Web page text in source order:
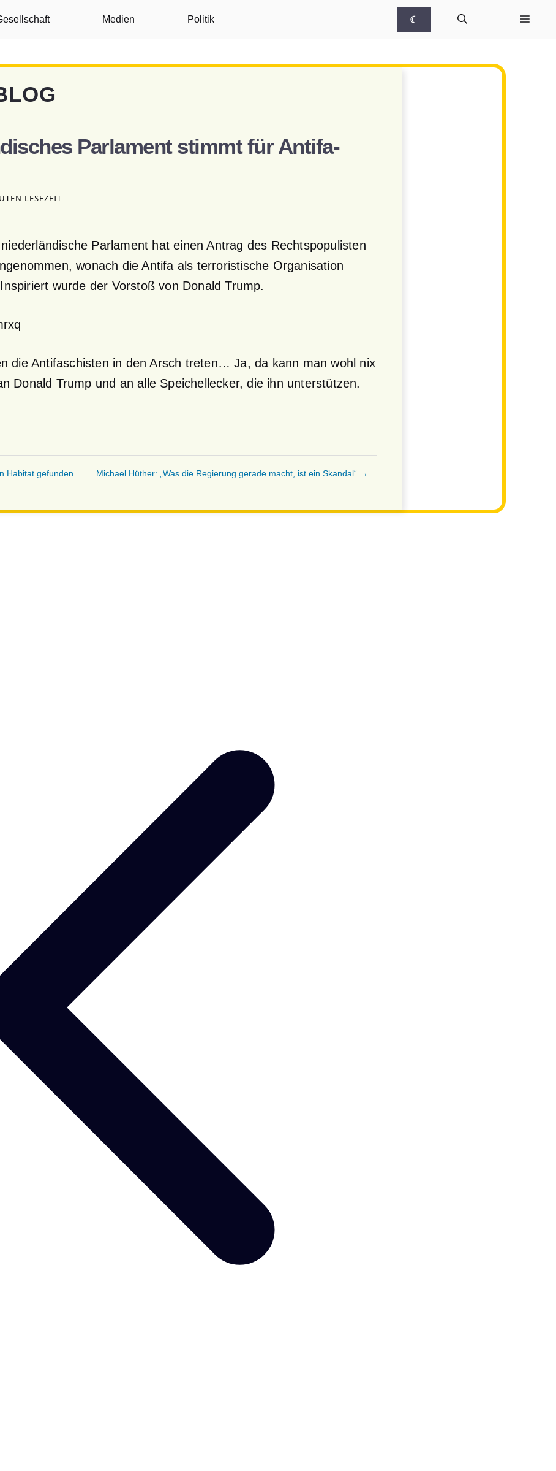
Medien Politik ☾
Parlament stimmt für Antifa-
LESEZEIT
Parlament hat einen Antrag des Rechtspopulisten
wonach die Antifa als terroristische Organisation
wurde der Vorstoß von Donald Trump.
die Antifaschisten in den Arsch treten… Ja, da kann man wohl nix
Donald Trump und an alle Speichellecker, die ihn unterstützen.
Habitat gefunden Michael Hüther: „Was die Regierung gerade macht, ist ein Skandal“ →